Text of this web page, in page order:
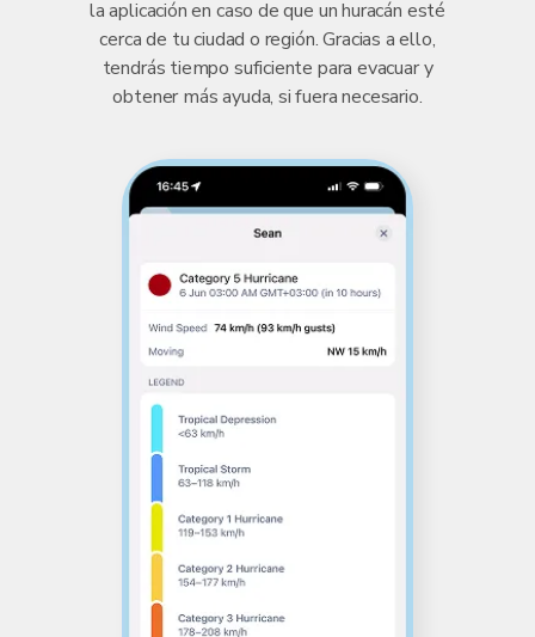
la aplicación en caso de que un huracán esté
cerca de tu ciudad o región. Gracias a ello,
tendrás tiempo suficiente para evacuar y
obtener más ayuda, si fuera necesario.